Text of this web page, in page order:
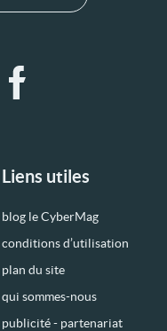
Liens utiles
blog le CyberMag
conditions d’utilisation
plan du site
qui sommes-nous
publicité - partenariat